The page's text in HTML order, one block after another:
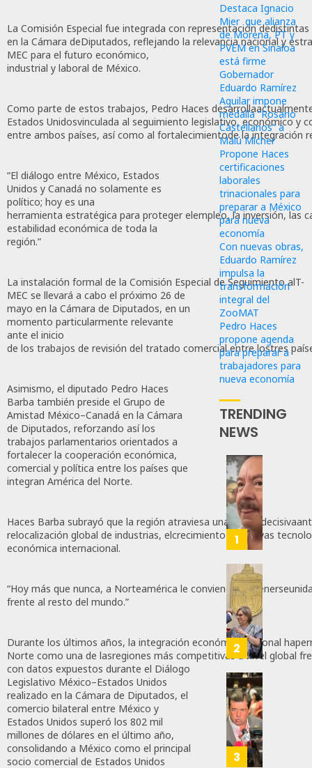
La Comisión Especial fue integrada con representación
en la Cámara deDiputados, reflejando la relevancia nacional y
MEC para el futuro económico,
industrial y laboral de México.
Como parte de estos trabajos, Pedro Haces
Estados Unidosvinculada al seguimiento legislativo, económico y
entre ambos países, así como al fortalecimientode la integración
“El diálogo entre México, Estados
Unidos y Canadá no solamente es
político; hoy es una
herramienta estratégica para proteger elempleo, la inversión, las
estabilidad económica de toda la
región.”
La instalación formal de la Comisión Especial de Seguimiento alT-
MEC se llevará a cabo el próximo 26 de
mayo en la Cámara de Diputados, en un
momento particularmente relevante
ante el inicio
de los trabajos de revisión del tratado comercial entre lostres
Asimismo, el diputado Pedro Haces
Barba también preside el Grupo de
Amistad México–Canadá en la Cámara
de Diputados, reforzando así los
trabajos parlamentarios orientados a
fortalecer la cooperación económica,
comercial y política entre los países que
integran América del Norte.
Haces Barba subrayó que la región atraviesa una etapa
relocalización global de industrias, elcrecimiento de nuevas
económica internacional.
“Hoy más que nunca, a Norteamérica le conviene
frente al resto del mundo.”
Durante los últimos años, la integración económica regional
Norte como una de lasregiones más competitivas a nivel global
con datos expuestos durante el Diálogo
Legislativo México–Estados Unidos
realizado en la Cámara de Diputados, el
comercio bilateral entre México y
Estados Unidos superó los 802 mil
millones de dólares en el último año,
consolidando a México como el principal
socio comercial de Estados Unidos
Destaca Ignacio
Mier que alianza
de Morena, PT y
PVEM en Sinaloa
está firme
Gobernador
Eduardo Ramírez
Aguilar impone
medalla “Rosario
Castellanos” a
Malú Mícher
Propone Haces
certificaciones
laborales
trinacionales para
preparar a México
para nueva
economía
Con nuevas obras,
Eduardo Ramírez
impulsa la
transformación
integral del
ZooMAT
Pedro Haces
propone agenda
para preparar a
trabajadores para
nueva economía
TRENDING
NEWS
1
Que
Está
2
3